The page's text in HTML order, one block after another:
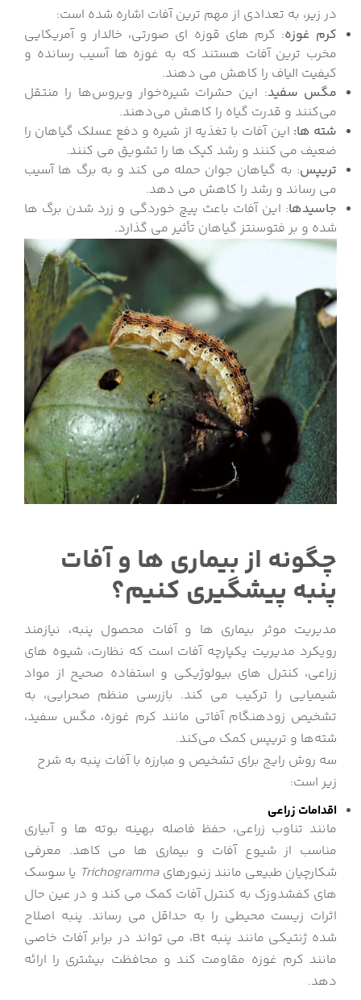
در زیر، به تعدادی از مهم ترین آفات اشاره شده است:
کرم غوزه: کرم های قوزه ای صورتی، خالدار و آمریکایی
مخرب ترین آفات هستند که به غوزه ها آسیب رسانده و
کیفیت الیاف را کاهش می دهند.
مگس سفید: این حشرات شیره‌خوار ویروس‌ها را منتقل
می‌کنند و قدرت گیاه را کاهش می‌دهند.
شته ها: این آفات با تغذیه از شیره و دفع عسلک گیاهان را
ضعیف می کنند و رشد کپک ها را تشویق می کنند.
تریپس: به گیاهان جوان حمله می کند و به برگ ها آسیب
می رساند و رشد را کاهش می دهد.
جاسیدها: این آفات باعث پیچ خوردگی و زرد شدن برگ ها
شده و بر فتوسنتز گیاهان تأثیر می گذارد.
چگونه از بیماری ها و آفات
پنبه پیشگیری کنیم؟
مدیریت موثر بیماری ها و آفات محصول پنبه، نیازمند
رویکرد مدیریت یکپارچه آفات است که نظارت، شیوه های
زراعی، کنترل های بیولوژیکی و استفاده صحیح از مواد
شیمیایی را ترکیب می کند. بازرسی منظم صحرایی، به
تشخیص زودهنگام آفاتی مانند کرم غوزه، مگس سفید،
شته‌ها و تریپس کمک می‌کند.
سه روش رایج برای تشخیص و مبارزه با آفات پنبه به شرح
زیر است:
اقدامات زراعی
مانند تناوب زراعی، حفظ فاصله بهینه بوته ها و آبیاری
مناسب از شیوع آفات و بیماری ها می کاهد. معرفی
شکارچیان طبیعی مانند زنبورهایTrichogramma یا سوسک
های کفشدوزک به کنترل آفات کمک می کند و در عین حال
اثرات زیست محیطی را به حداقل می رساند. پنبه اصلاح
شده ژنتیکی مانند پنبه Bt، می تواند در برابر آفات خاصی
مانند کرم غوزه مقاومت کند و محافظت بیشتری را ارائه
دهد.